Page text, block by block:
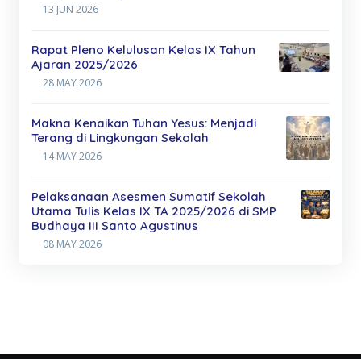
13 JUN 2026
Rapat Pleno Kelulusan Kelas IX Tahun
Ajaran 2025/2026
28 MAY 2026
Makna Kenaikan Tuhan Yesus: Menjadi
Terang di Lingkungan Sekolah
14 MAY 2026
Pelaksanaan Asesmen Sumatif Sekolah
Utama Tulis Kelas IX TA 2025/2026 di SMP
Budhaya III Santo Agustinus
08 MAY 2026